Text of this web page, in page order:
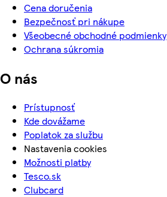
Cena doručenia
Bezpečnosť pri nákupe
Všeobecné obchodné podmienky
Ochrana súkromia
O nás
Prístupnosť
Kde dovážame
Poplatok za službu
Nastavenia cookies
Možnosti platby
Tesco.sk
Clubcard